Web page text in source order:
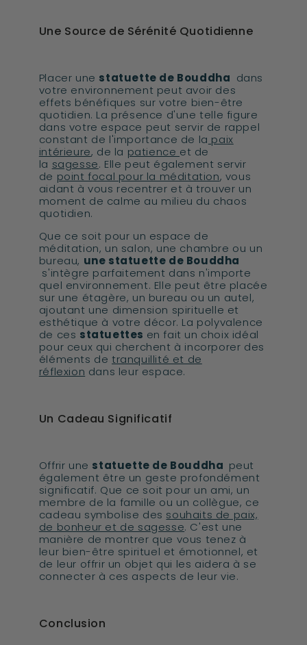
Une Source de Sérénité Quotidienne
Placer une statuette de Bouddha dans
votre environnement peut avoir des
effets bénéfiques sur votre bien-être
quotidien. La présence d'une telle figure
dans votre espace peut servir de rappel
constant de l'importance de la paix
intérieure, de la patience et de
la sagesse. Elle peut également servir
de point focal pour la méditation, vous
aidant à vous recentrer et à trouver un
moment de calme au milieu du chaos
quotidien.
Que ce soit pour un espace de
méditation, un salon, une chambre ou un
bureau, une statuette de Bouddha
s'intègre parfaitement dans n'importe
quel environnement. Elle peut être placée
sur une étagère, un bureau ou un autel,
ajoutant une dimension spirituelle et
esthétique à votre décor. La polyvalence
de ces statuettes en fait un choix idéal
pour ceux qui cherchent à incorporer des
éléments de tranquillité et de
réflexion dans leur espace.
Un Cadeau Significatif
Offrir une statuette de Bouddha peut
également être un geste profondément
significatif. Que ce soit pour un ami, un
membre de la famille ou un collègue, ce
cadeau symbolise des souhaits de paix,
de bonheur et de sagesse. C'est une
manière de montrer que vous tenez à
leur bien-être spirituel et émotionnel, et
de leur offrir un objet qui les aidera à se
connecter à ces aspects de leur vie.
Conclusion